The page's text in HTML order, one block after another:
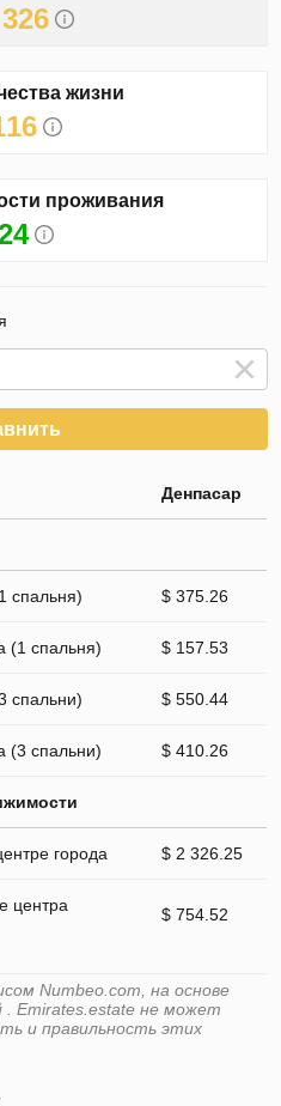
жизни
проживания
Денпасар
спальня) $ 375.26
(1 спальня) $ 157.53
спальни) $ 550.44
(3 спальни) $ 410.26
города $ 2 326.25
центра
$ 754.52
Numbeo.com, на основе
. Emirates.estate не может
и правильность этих